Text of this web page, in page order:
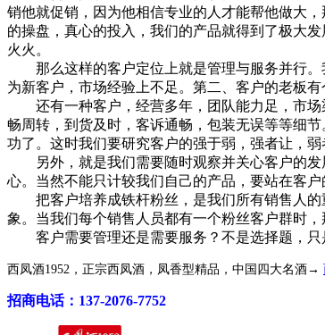
销他就促销，因为他相信专业的人才能帮他做大
的操盘，真心的投入，我们的产品就得到了极大
火火。
那么这样的客户定位上就是管理与服务并行。
为新客户，市场经验上不足。第二、客户的老板
还有一种客户，经营多年，团队能力足，市场
畅周转，到货及时，客诉通畅，包装无误等等细
功了。这时我们要研究客户的强于弱，强者让，
另外，就是我们需要随时观察并关心客户的发
心。当然不能只计较我们自己的产品，要站在客
把客户培养成铁杆粉丝，是我们所有销售人的
象。当我们每个销售人员都有一个粉丝客户群时，
客户需要管理还是需要服务？不是选择题，只
西凤酒1952，正宗西凤酒，凤香型精品，中国四大名酒→
招商电话：137-2076-7752